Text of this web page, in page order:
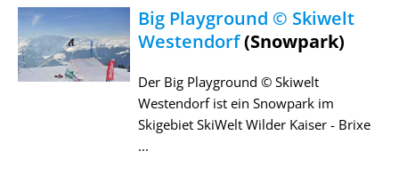
Big Playground © Skiwelt
Westendorf(Snowpark)
Der Big Playground © Skiwelt
Westendorf ist ein Snowpark im
Skigebiet SkiWelt Wilder Kaiser - Brixe
...